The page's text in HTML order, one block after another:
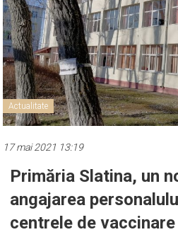
Actualitate
17 mai 2021 13:19
Primăria Slatina, un
angajarea
centrele de vaccinare